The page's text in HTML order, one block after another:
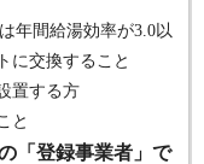
年間給湯効率が3.0以
に交換すること
置する方
と
「登録事業者」で